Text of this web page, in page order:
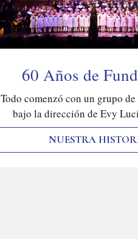
60 Años de
Todo comenzó con un grupo
bajo la dirección de Evy
NUESTRA